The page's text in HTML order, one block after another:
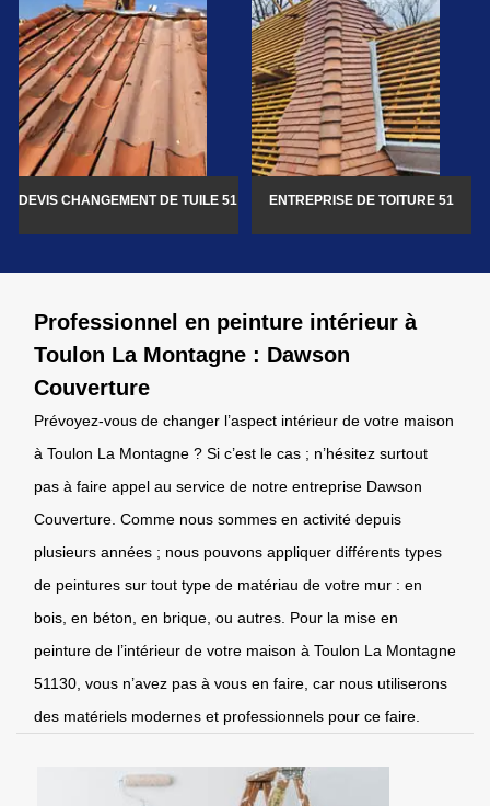
DEVIS CHANGEMENT DE TUILE 51 ENTREPRISE DE TOITURE 51
Professionnel en peinture intérieur à
Toulon La Montagne : Dawson
Couverture
Prévoyez-vous de changer l’aspect intérieur de votre maison
à Toulon La Montagne ? Si c’est le cas ; n’hésitez surtout
pas à faire appel au service de notre entreprise Dawson
Couverture. Comme nous sommes en activité depuis
plusieurs années ; nous pouvons appliquer différents types
de peintures sur tout type de matériau de votre mur : en
bois, en béton, en brique, ou autres. Pour la mise en
peinture de l’intérieur de votre maison à Toulon La Montagne
51130, vous n’avez pas à vous en faire, car nous utiliserons
des matériels modernes et professionnels pour ce faire.